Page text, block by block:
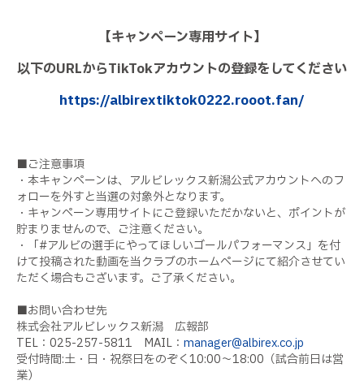
【キャンペーン専用サイト】
以下のURLからTikTokアカウントの登録をしてください
https://albirextiktok0222.rooot.fan/
■ご注意事項
・本キャンペーンは、アルビレックス新潟公式アカウントへのフ
ォローを外すと当選の対象外となります。
・キャンペーン専用サイトにご登録いただかないと、ポイントが
貯まりませんので、ご注意ください。
・「#アルビの選手にやってほしいゴールパフォーマンス」を付
けて投稿された動画を当クラブのホームページにて紹介させてい
ただく場合もございます。ご了承ください。
■お問い合わせ先
株式会社アルビレックス新潟 広報部
TEL：025-257-5811 MAIL： manager@albirex.co.jp
受付時間:土・日・祝祭日をのぞく10:00～18:00（試合前日は営
業）